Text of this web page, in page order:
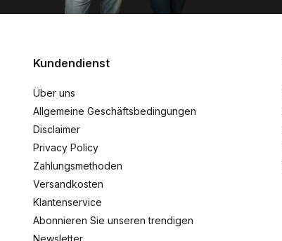
Kundendienst
Über uns
Allgemeine Geschäftsbedingungen
Disclaimer
Privacy Policy
Zahlungsmethoden
Versandkosten
Klantenservice
Abonnieren Sie unseren trendigen
Newsletter